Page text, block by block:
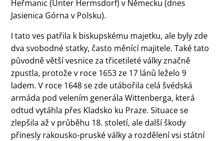
Heřmanic (Unter Hermsdorf) v Německu (dnes
Jasienica Górna v Polsku).
I tato ves patřila k biskupskému majetku, ale byly zde
dva svobodné statky, často měnící majitele. Také tato
původně větší vesnice za třicetileté války značně
zpustla, protože v roce 1653 ze 17 lánů leželo 9
ladem. V roce 1648 se zde utábořila celá švédská
armáda pod velením generála Wittenberga, která
odtud vytáhla přes Kladsko ku Praze. Situace se
zlepšila až v průběhu 18. století, ale další škody
přinesly rakousko-pruské války a rozdělení vsi státní